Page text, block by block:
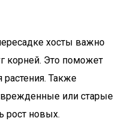
хосты важно
корней. Это поможет
Также
или старые
рост новых.